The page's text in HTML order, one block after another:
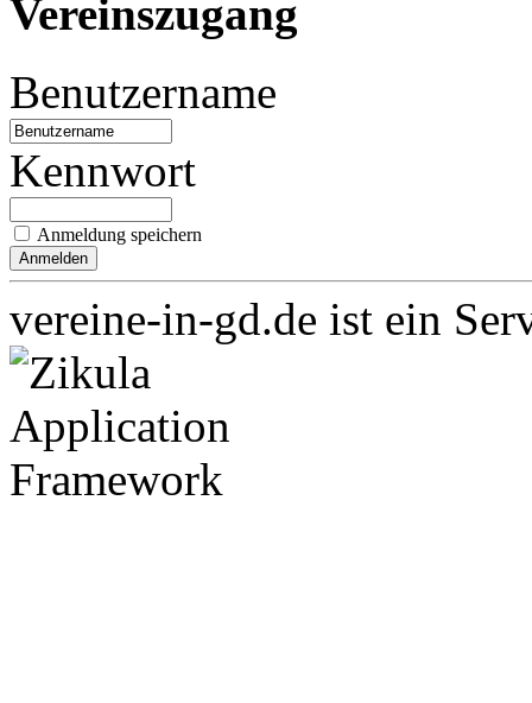
Vereinszugang
Benutzername
Kennwort
Anmeldung speichern
vereine-in-gd.de ist ein